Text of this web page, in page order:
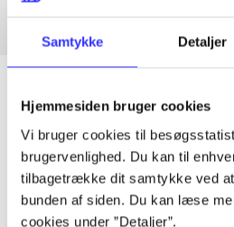
Samtykke Detaljer
Hjemmesiden bruger cookies
Vi bruger cookies til
brugervenlighed. Du kan til
tilbagetrække dit samtykke ved
bunden af siden. Du kan læse
cookies under ”Detaljer”.
Artikler
Alle registrerede artikler fordelt
...